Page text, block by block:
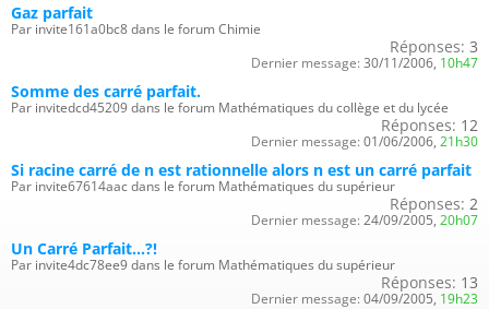
Gaz parfait
Par invite161a0bc8 dans le forum Chimie
Réponses: 3
Dernier message: 30/11/2006, 10h47
Somme des carré parfait.
Par invitedcd45209 dans le forum Mathématiques du collège et du lycée
Réponses: 12
Dernier message: 01/06/2006, 21h30
Si racine carré de n est rationnelle alors n est un carré parfait
Par invite67614aac dans le forum Mathématiques du supérieur
Réponses: 2
Dernier message: 24/09/2005, 20h07
Un Carré Parfait...?!
Par invite4dc78ee9 dans le forum Mathématiques du supérieur
Réponses: 13
Dernier message: 04/09/2005, 19h23